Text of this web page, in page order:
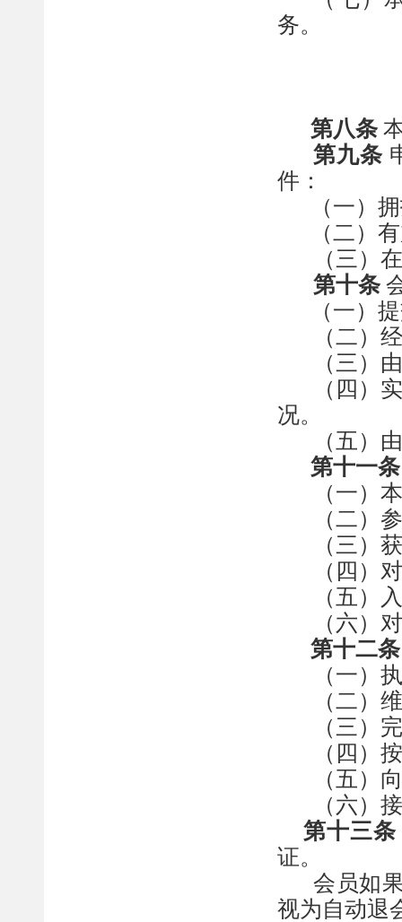
务。
第八条
第九条
件：
（一）
（二）
（三）
第十条
（一）
（二）
（ 三）
（四）
况。
（五 ）
第十一条
（一）
（二）
（三）
（四）
（五）
（六）
第十二条
（一）
（二）
（三）
（四）
（五）
（六）
第十三条
证。
会员如
视为自动退